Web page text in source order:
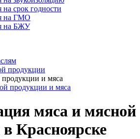
срок годности
на ГМО
на БЖУ
продукции
и мяса
мяса и мясной
Красноярске